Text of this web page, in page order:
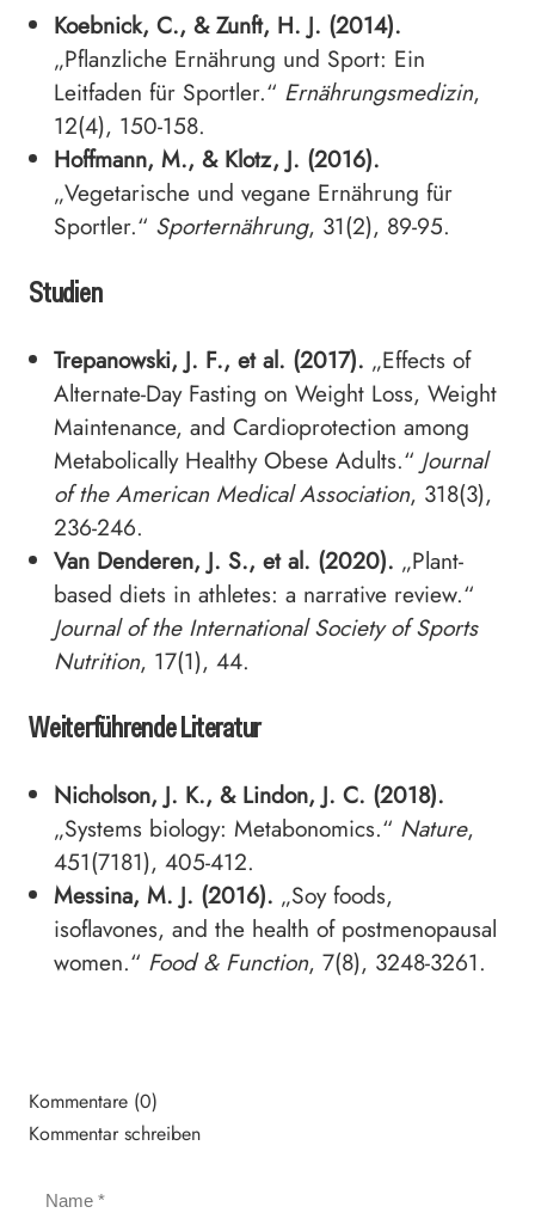
Koebnick, C., & Zunft, H. J. (2014).
„Pflanzliche Ernährung und Sport: Ein
Leitfaden für Sportler.“ Ernährungsmedizin,
12(4), 150-158.
Hoffmann, M., & Klotz, J. (2016).
„Vegetarische und vegane Ernährung für
Sportler.“ Sporternährung, 31(2), 89-95.
Studien
Trepanowski, J. F., et al. (2017). „Effects of
Alternate-Day Fasting on Weight Loss, Weight
Maintenance, and Cardioprotection among
Metabolically Healthy Obese Adults.“ Journal
of the American Medical Association, 318(3),
236-246.
Van Denderen, J. S., et al. (2020). „Plant-
based diets in athletes: a narrative review.“
Journal of the International Society of Sports
Nutrition, 17(1), 44.
Weiterführende Literatur
Nicholson, J. K., & Lindon, J. C. (2018).
„Systems biology: Metabonomics.“ Nature,
451(7181), 405-412.
Messina, M. J. (2016). „Soy foods,
isoflavones, and the health of postmenopausal
women.“ Food & Function, 7(8), 3248-3261.
Kommentare (0)
Kommentar schreiben